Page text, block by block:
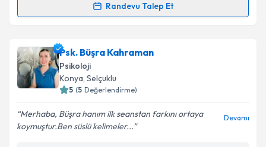
Randevu Talep Et
Randevu Takvimi Talebi
Psk. Beyza Nur Çuhadariçin randevu takvimi talebi
oluşturun. Size bu uzmandan randevu almanız için bir
takvim hazırlandığında e-posta ile bilgilendireceğiz.
Psk. Büşra Kahraman
Psikoloji
Konya, Selçuklu
5 (5 Değerlendirme)
Merhaba, Büşra hanım ilk seanstan farkını ortaya
koymuştur.Ben süslü kelimeler...
Devamı